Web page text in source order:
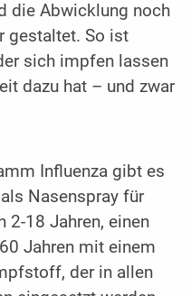
die Abwicklung noch
gestaltet. So ist
sich impfen lassen
dazu hat – und zwar
Influenza gibt es
Nasenspray für
2-18 Jahren, einen
Jahren mit einem
der in allen